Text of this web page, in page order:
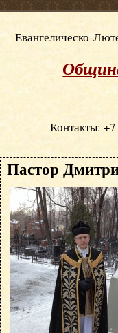
Евангелическо-
Контакты: +7
Пастор